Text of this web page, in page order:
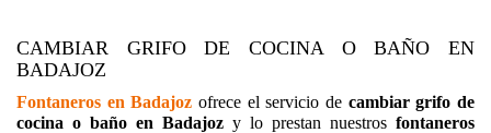
CAMBIAR GRIFO DE COCINA O BAÑO EN
BADAJOZ
Fontaneros en Badajoz ofrece el servicio de cambiar grifo de
cocina o baño en Badajoz y lo prestan nuestros fontaneros